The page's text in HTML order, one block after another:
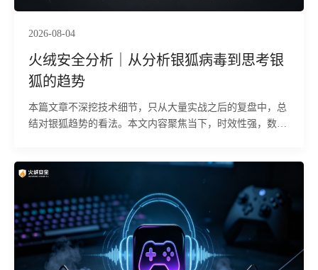
2026-08-04
火绒安全分析｜从分析银狐病毒到思考银
狐的趋势
本篇文章不深挖技术细节，只从大量实战之后的复盘中，总
结对银狐趋势的看法。本文内容聚焦当下，时效性强，数据